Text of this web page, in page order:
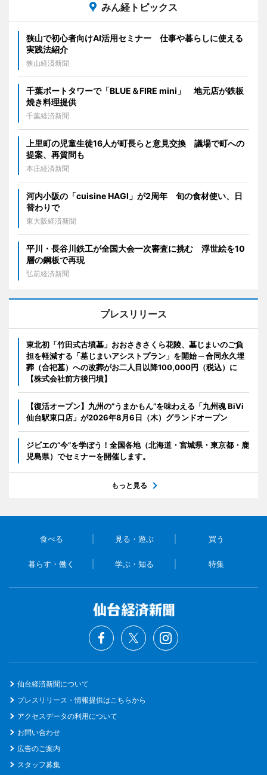
みん経トピックス
狭山で初心者向けAI活用セミナー 仕事や暮らしに使える
実践法紹介
狭山経済新聞
千葉ポートタワーで「BLUE＆FIRE mini」 地元店が鉄板
焼き料理提供
千葉経済新聞
上里町の児童生徒16人が町長らと意見交換 議場で町への
提案、再質問も
本庄経済新聞
河内小阪の「cuisine HAGI」が2周年 旬の食材使い、日
替わりで
東大阪経済新聞
平川・長谷川鉄工が全国大会一次審査に挑む 浮世絵を10
層の鋼板で再現
弘前経済新聞
プレスリリース
東北初「竹田式古墳墓」おおさきさくら花陵、墓じまいのご負
担を軽減する「墓じまいアシストプラン」を開始 ─ 合同永久埋
葬（合祀墓）への改葬がお二人目以降100,000円（税込）に
【株式会社前方後円墳】
【復活オープン】九州の”うまかもん”を味わえる「九州魂 BiVi
仙台駅東口店」が2026年8月6日（木）グランドオープン
ジビエの“今”を学ぼう！全国各地（北海道・宮城県・東京都・鹿
児島県）でセミナーを開催します。
もっと見る
食べる 見る・遊ぶ 買う
暮らす・働く 学ぶ・知る 特集
仙台経済新聞について
プレスリリース・情報提供はこちらから
アクセスデータの利用について
お問い合わせ
広告のご案内
スタッフ募集